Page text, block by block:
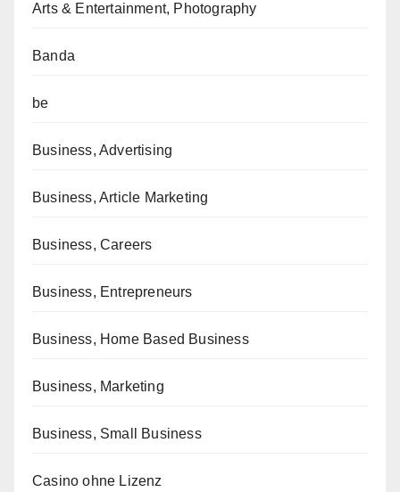
Arts & Entertainment, Photography
Banda
be
Business, Advertising
Business, Article Marketing
Business, Careers
Business, Entrepreneurs
Business, Home Based Business
Business, Marketing
Business, Small Business
Casino ohne Lizenz